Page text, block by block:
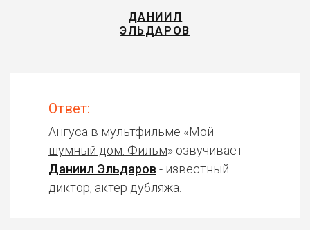
ДАНИИЛ
ЭЛЬДАРОВ
Ответ:
Ангуса в мультфильме «Мой
шумный дом: Фильм» озвучивает
Даниил Эльдаров - известный
диктор, актер дубляжа.